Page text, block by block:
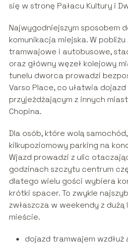
się w stronę Pałacu Kultury i
Najwygodniejszym sposobem
komunikacja miejska. W
tramwajowe i autobusowe,
oraz główny węzeł kolejowy
tunelu dworca prowadzi
Varso Place, co ułatwia
przyjeżdżającym z innych
Chopina.
Dla osób, które wolą
kilkupoziomowy parking na
Wjazd prowadzi z ulic
godzinach szczytu centrum
dlatego wielu gości wybiera
krótki spacer. To zwykle
zwłaszcza w weekendy z
mieście.
dojazd tramwajem wzdłuż